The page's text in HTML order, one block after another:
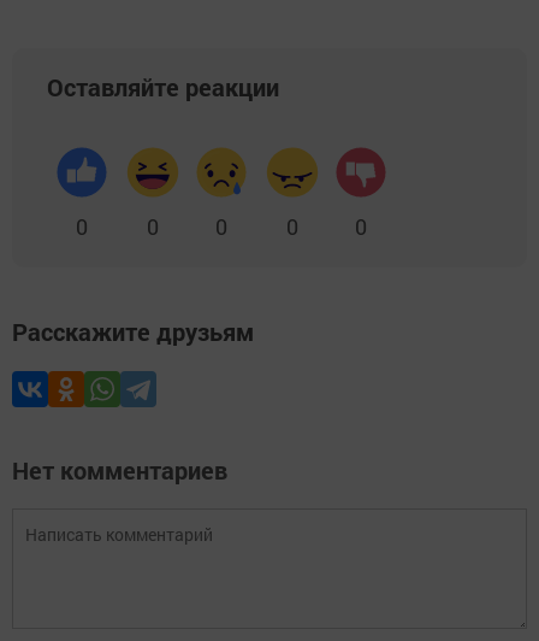
Оставляйте реакции
0 0 0 0 0
Расскажите друзьям
Нет комментариев